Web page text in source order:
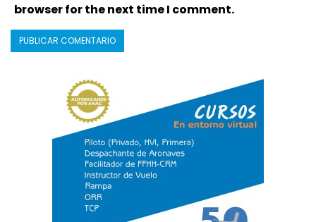
browser for the next time I comment.